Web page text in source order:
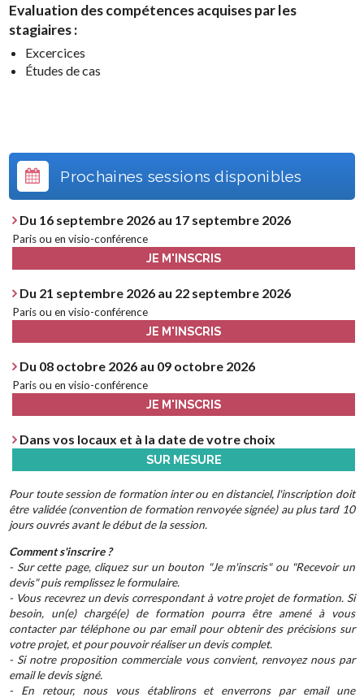
Evaluation des compétences acquises par les
stagiaires :
Excercices
Études de cas
Prochaines sessions disponibles
Du 16 septembre 2026 au 17 septembre 2026
Paris ou en visio-conférence
JE M'INSCRIS
Du 21 septembre 2026 au 22 septembre 2026
Paris ou en visio-conférence
JE M'INSCRIS
Du 08 octobre 2026 au 09 octobre 2026
Paris ou en visio-conférence
JE M'INSCRIS
Dans vos locaux et à la date de votre choix
SUR MESURE
Pour toute session de formation inter ou en distanciel, l'inscription doit
être validée (convention de formation renvoyée signée) au plus tard 10
jours ouvrés avant le début de la session.
Comment s'inscrire ?
- Sur cette page, cliquez sur un bouton "Je m'inscris" ou "Recevoir un
devis" puis remplissez le formulaire.
- Vous recevrez un devis correspondant à votre projet de formation. Si
besoin, un(e) chargé(e) de formation pourra être amené à vous
contacter par téléphone ou par email pour obtenir des précisions sur
votre projet, et pour pouvoir réaliser un devis complet.
- Si notre proposition commerciale vous convient, renvoyez nous par
email le devis signé.
- En retour, nous vous établirons et enverrons par email une